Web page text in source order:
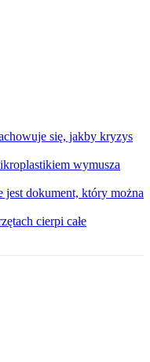
się, jakby kryzys
wymusza
dokument, który można
cierpi całe